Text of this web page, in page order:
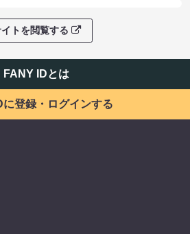
トを閲覧する
FANY IDとは
に登録・ログインする